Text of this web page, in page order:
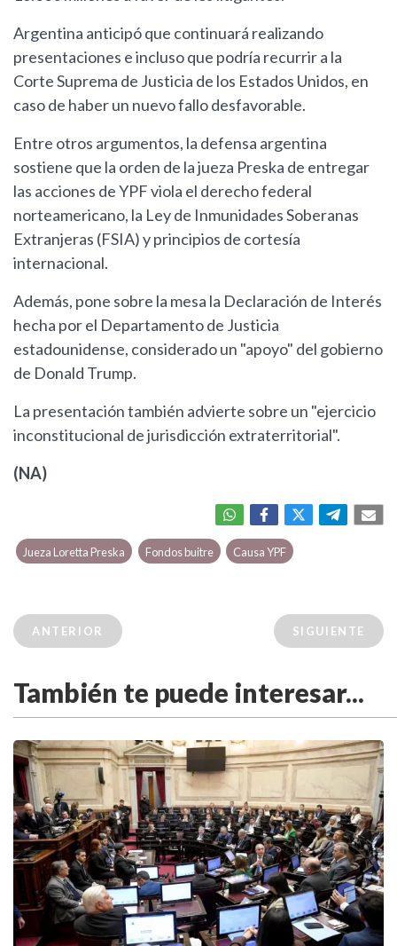
Argentina anticipó que continuará realizando
presentaciones e incluso que podría recurrir a la
Corte Suprema de Justicia de los Estados Unidos, en
caso de haber un nuevo fallo desfavorable.
Entre otros argumentos, la defensa argentina
sostiene que la orden de la jueza Preska de entregar
las acciones de YPF viola el derecho federal
norteamericano, la Ley de Inmunidades Soberanas
Extranjeras (FSIA) y principios de cortesía
internacional.
Además, pone sobre la mesa la Declaración de Interés
hecha por el Departamento de Justicia
estadounidense, considerado un "apoyo" del gobierno
de Donald Trump.
La presentación también advierte sobre un "ejercicio
inconstitucional de jurisdicción extraterritorial".
(NA)
Jueza Loretta Preska Fondos buitre Causa YPF
ANTERIOR SIGUIENTE
También te puede interesar...